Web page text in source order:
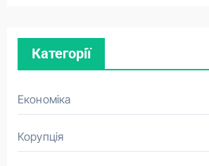
Категорії
Економіка
Корупція